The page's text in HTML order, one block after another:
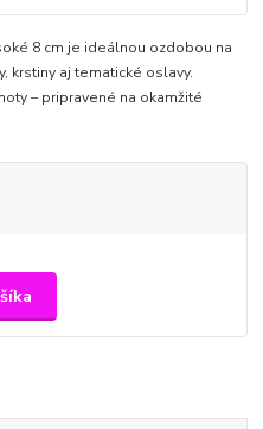
8 cm je ideálnou ozdobou na
krstiny aj tematické oslavy.
– pripravené na okamžité